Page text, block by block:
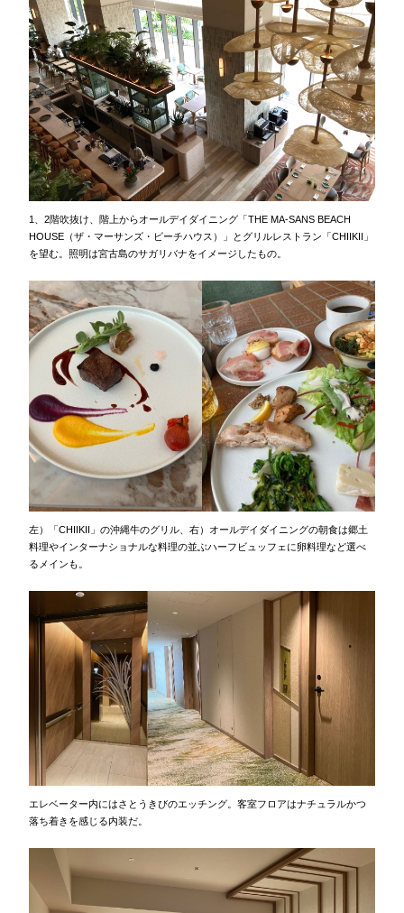
1、2階吹抜け、階上からオールデイダイニング「THE MA-SANS BEACH
HOUSE（ザ・マーサンズ・ビーチハウス）」とグリルレストラン「CHIIKII」
を望む。照明は宮古島のサガリバナをイメージしたもの。
左）「CHIIKII」の沖縄牛のグリル、右）オールデイダイニングの朝食は郷土
料理やインターナショナルな料理の並ぶハーフビュッフェに卵料理など選べ
るメインも。
エレベーター内にはさとうきびのエッチング。客室フロアはナチュラルかつ
落ち着きを感じる内装だ。